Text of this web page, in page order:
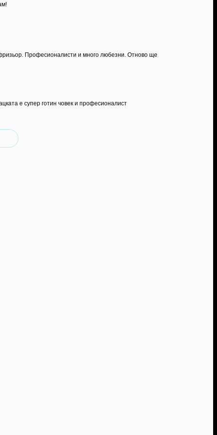
Професионалисти и много любезни. Отново ще
е супер готин човек и професионалист